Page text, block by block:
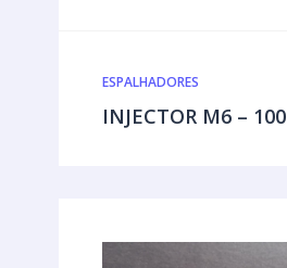
ESPALHADORES
INJECTOR M6 – 100